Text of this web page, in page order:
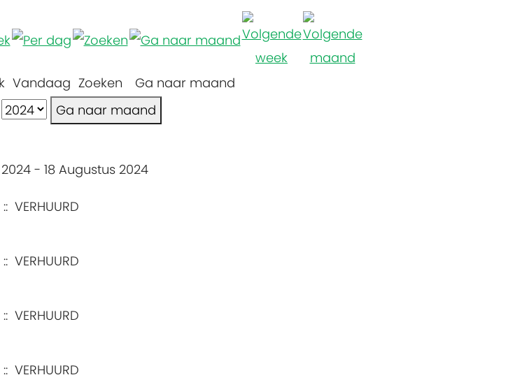
Vandaag Zoeken
Ga naar maand
Ga naar maand
- 18 Augustus 2024
:: VERHUURD
:: VERHUURD
:: VERHUURD
:: VERHUURD